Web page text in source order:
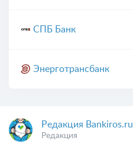
СПБ Банк
Энерготрансбанк
Редакция Bankiros.ru
Редакция